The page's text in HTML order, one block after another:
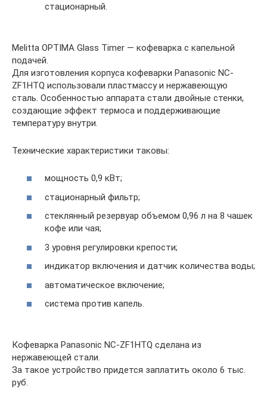
стационарный.
Melitta OPTIMA Glass Timer — кофеварка с капельной
подачей.
Для изготовления корпуса кофеварки Panasonic NC-
ZF1HTQ использовали пластмассу и нержавеющую
сталь. Особенностью аппарата стали двойные стенки,
создающие эффект термоса и поддерживающие
температуру внутри.
Технические характеристики таковы:
мощность 0,9 кВт;
стационарный фильтр;
стеклянный резервуар объемом 0,96 л на 8 чашек
кофе или чая;
3 уровня регулировки крепости;
индикатор включения и датчик количества воды;
автоматическое включение;
система против капель.
Кофеварка Panasonic NC-ZF1HTQ сделана из
нержавеющей стали.
За такое устройство придется заплатить около 6 тыс.
руб.